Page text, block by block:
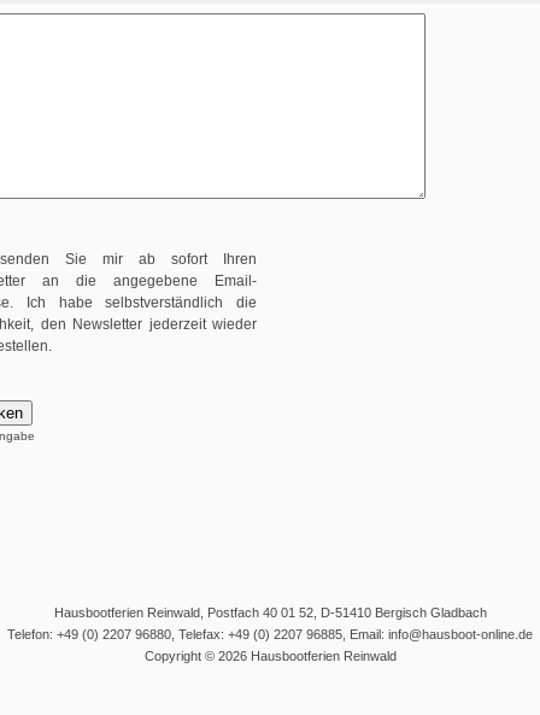
Sie mir ab sofort Ihren
an die angegebene Email-
Ich habe selbstverständlich die
den Newsletter jederzeit wieder
HausbootferienReinwald, Postfach 40 01 52, D-51410 Bergisch Gladbach
Telefon: +49 (0) 2207 96880 , Telefax: +49 (0) 2207 96885, Email: info@hausboot-online.de
Copyright © 2026 HausbootferienReinwald